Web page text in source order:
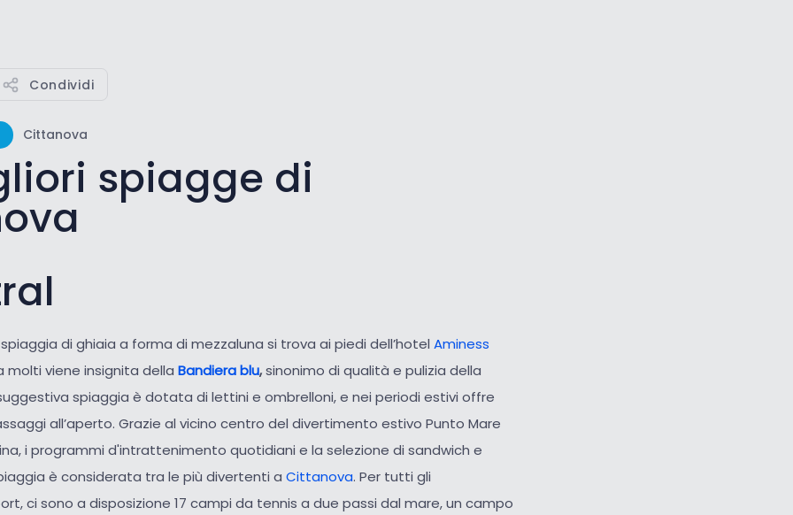
Condividi
Cittanova
spiagge di
di ghiaia a forma di mezzaluna si trova ai piedi dell’hotel Aminess
molti viene insignita della Bandiera blu,sinonimo di qualità e pulizia della
spiaggia è dotata di lettini e ombrelloni, e nei periodi estivi offre
all’aperto. Grazie al vicino centro del divertimento estivo Punto Mare
i programmi d'intrattenimento quotidiani e la selezione di sandwich e
è considerata tra le più divertenti a Cittanova. Per tutti gli
ci sono a disposizione 17 campi da tennis a due passi dal mare, un campo